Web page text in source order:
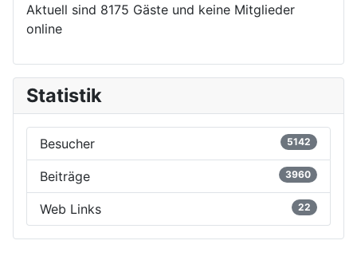
Aktuell sind 8175 Gäste und keine Mitglieder
online
Statistik
Besucher 5142
Beiträge 3960
Web Links 22